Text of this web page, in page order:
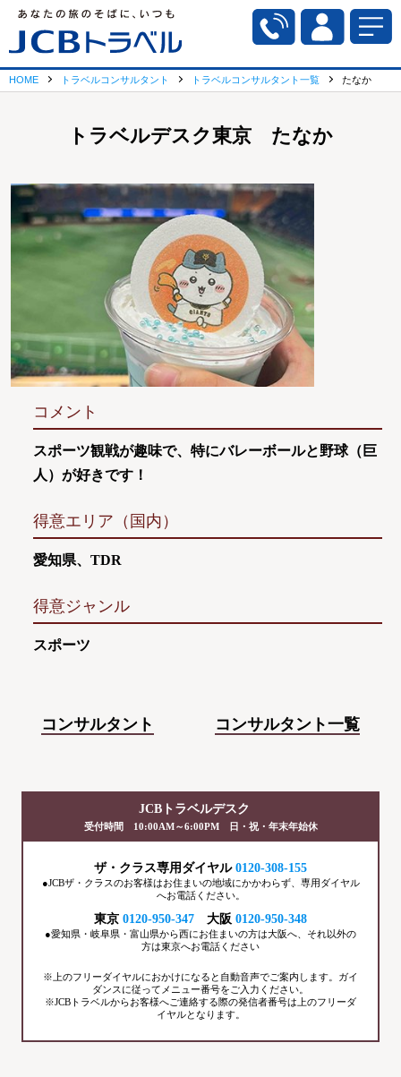
HOME トラベルコンサルタント トラベルコンサルタント一覧 たなか
トラベルデスク東京 たなか
コメント
スポーツ観戦が趣味で、特にバレーボールと野球（巨
人）が好きです！
得意エリア（国内）
愛知県、TDR
得意ジャンル
スポーツ
コンサルタント コンサルタント一覧
JCBトラベルデスク
受付時間 10:00AM～6:00PM 日・祝・年末年始休
ザ・クラス専用ダイヤル 0120-308-155
●JCBザ・クラスのお客様はお住まいの地域にかかわらず、専用ダイヤル
へお電話ください。
東京 0120-950-347 大阪 0120-950-348
●愛知県・岐阜県・富山県から西にお住まいの方は大阪へ、それ以外の
方は東京へお電話ください
※上のフリーダイヤルにおかけになると自動音声でご案内します。ガイ
ダンスに従ってメニュー番号をご入力ください。
※JCBトラベルからお客様へご連絡する際の発信者番号は上のフリーダ
イヤルとなります。